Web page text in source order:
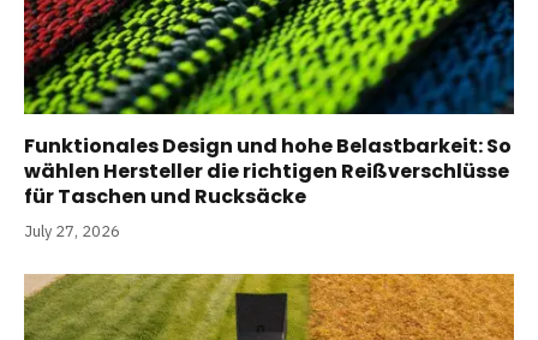
Funktionales Design und hohe Belastbarkeit: So
wählen Hersteller die richtigen Reißverschlüsse
für Taschen und Rucksäcke
July 27, 2026